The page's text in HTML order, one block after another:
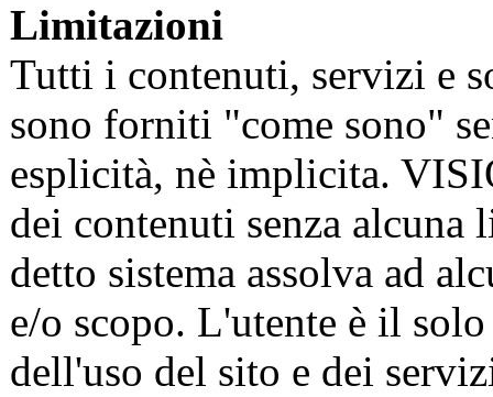
Limitazioni
Tutti i contenuti, servizi e
sono forniti "come sono"
esplicità, nè implicita.
dei contenuti senza alcuna
detto sistema assolva ad
e/o scopo. L'utente è il
dell'uso del sito e dei